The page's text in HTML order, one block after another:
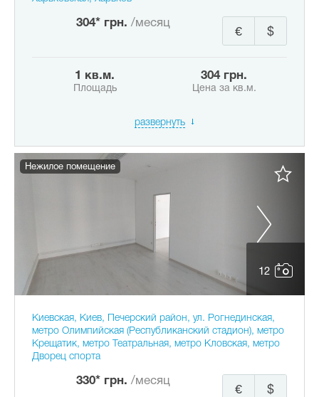
304* грн. /месяц
$
€
1 кв.м.
Площадь
304 грн.
Цена за кв.м.
развернуть
12
Нежилое помещение
Киевская, Киев, Печерский район, ул. Рогнединская,
метро Олимпийская (Республиканский стадион), метро
Крещатик, метро Театральная, метро Кловская, метро
Дворец спорта
330* грн. /месяц
$
€